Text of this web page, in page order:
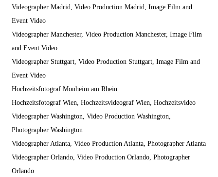
Videographer Madrid, Video Production Madrid, Image Film and
Event Video
Videographer Manchester, Video Production Manchester, Image Film
and Event Video
Videographer Stuttgart, Video Production Stuttgart, Image Film and
Event Video
Hochzeitsfotograf Monheim am Rhein
Hochzeitsfotograf Wien, Hochzeitsvideograf Wien, Hochzeitsvideo
Videographer Washington, Video Production Washington,
Photographer Washington
Videographer Atlanta, Video Production Atlanta, Photographer Atlanta
Videographer Orlando, Video Production Orlando, Photographer
Orlando